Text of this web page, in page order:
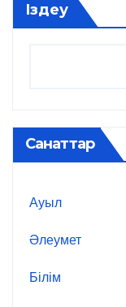
Іздеу
Санаттар
Ауыл
Әлеумет
Білім